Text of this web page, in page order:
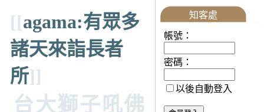
[[agama:有眾多
諸天來詣長者
所]]
台大獅子吼佛
知客處
帳號：
密碼：
以後自動登入